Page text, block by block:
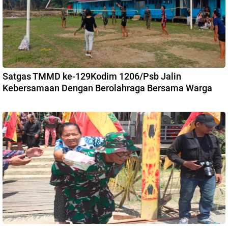
Satgas TMMD ke-129Kodim 1206/Psb Jalin
Kebersamaan Dengan Berolahraga Bersama Warga